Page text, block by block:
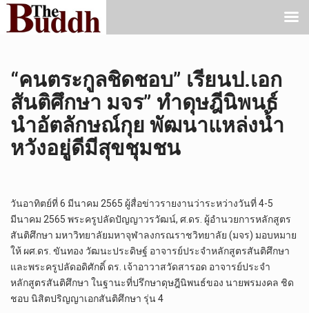
“คนตระกูลชิดชอบ” เรียนป.เอก
สันติศึกษา มจร” ทำดุษฎีนิพนธ์
นำอัตลักษณ์กุย พัฒนาแหล่งน้ำ
หวังอยู่ดีมีสุขชุมชน
วันอาทิตย์ที่ 6 มีนาคม 2565 ผู้สื่อข่าวรายงานว่าระหว่างวันที่ 4-5
มีนาคม 2565 พระครูปลัดปัญญาวรวัฒน์, ศ.ดร. ผู้อำนวยการหลักสูตร
สันติศึกษา มหาวิทยาลัยมหาจุฬาลงกรณราชวิทยาลัย (มจร) มอบหมาย
ให้ ผศ.ดร. ขันทอง วัฒนะประดิษฐ์ อาจารย์ประจำหลักสูตรสันติศึกษา
และพระครูปลัดอดิศักดิ์ ดร. เจ้าอาวาสวัดสารอด อาจารย์ประจำ
หลักสูตรสันติศึกษา ในฐานะที่ปรึกษาดุษฎีนิพนธ์ของ นายพรมงคล ชิด
ชอบ นิสิตปริญญาเอกสันติศึกษา รุ่น 4